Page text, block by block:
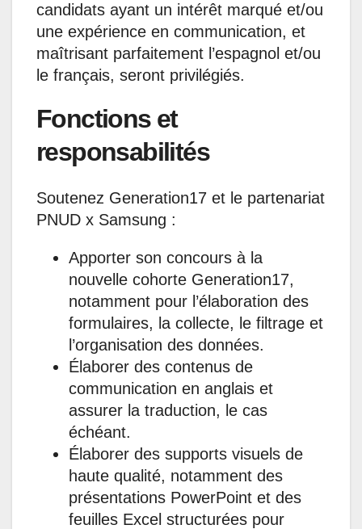
candidats ayant un intérêt marqué et/ou
une expérience en communication, et
maîtrisant parfaitement l’espagnol et/ou
le français, seront privilégiés.
Fonctions et
responsabilités
Soutenez Generation17 et le partenariat
PNUD x Samsung :
Apporter son concours à la
nouvelle cohorte Generation17,
notamment pour l’élaboration des
formulaires, la collecte, le filtrage et
l’organisation des données.
Élaborer des contenus de
communication en anglais et
assurer la traduction, le cas
échéant.
Élaborer des supports visuels de
haute qualité, notamment des
présentations PowerPoint et des
feuilles Excel structurées pour